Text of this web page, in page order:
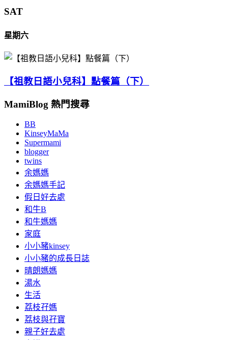
SAT
星期六
【祖教日語小兒科】點餐篇（下）
MamiBlog 熱門搜尋
BB
KinseyMaMa
Supermami
blogger
twins
余媽媽
余媽媽手記
假日好去處
和牛B
和牛媽媽
家庭
小小豬kinsey
小小豬的成長日誌
晴朗媽媽
湯水
生活
荔枝孖媽
荔枝與孖寶
親子好去處